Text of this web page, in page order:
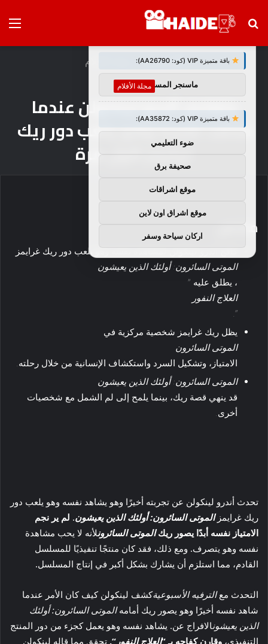
بحث
الرئيسية/ مجلة الأفلام
مجلة الأفلام
يتفاعل أندرو لينكولن عندما
شاهد نفسه وهو يلعب دور ريك
غرايمز لأول مرة
ملخص
كافح أندرو لينكولن لمشاهدة نفسه وهو يلعب دور ريك غرايمز
الموتى السائرون: أولئك الذين يعيشون
، يطلق عليه ”
العلاج النفور
“.
يظل ريك غرايمز شخصية مركزية في
الموتى السائرون
الامتياز، وتشكيل السرد واستكشاف الإنسانية من خلال رحلته.
الموتى السائرون: أولئك الذين يعيشون
قد ينهي قصة ريك، بينما يلمح إلى لم الشمل مع شخصيات
أخرى.
تحدث أندرو لينكولن عن تجربته أخيرًا وهو يشاهد نفسه وهو يلعب دور
ريك غرايمزالموتى السائرون: أولئك الذين يعيشون. لم ير نجم
الامتياز نفسه أبدًا يصور ريكالموتى السائرونلأنه لا يحب مشاهدة
نفسه وهو يتصرف. ومع ذلك، فقد كان منتجًا تنفيذيًا للمسلسل
القادم، مما استلزم أن يشارك بشكل أكبر في إنتاج المسلسل.
التحدث معالترفيه الأسبوعيةكشف لينكولن كيف كان الأمر عندما
شاهد نفسه أخيرًا وهو يصور ريك أمامهالموتى السائرون: أولئك
الذين يعيشونالافراج عن. يشاهد نفسه وهو يعمل كجزء من دور المنتج
التنفيذي، وقارن كفاحه بـ “العلاج النفور “. تحقق مما قاله لينكولن
توصيات :
باقة متميزة VIP (كود: AA26790):
ماسنجر المسلم
باقة متميزة VIP (كود: AA35872):
ضوء التعليمي
صحيفة برق
موقع اشراقات
موقع اشراق اون لاين
اركان سياحة وسفر